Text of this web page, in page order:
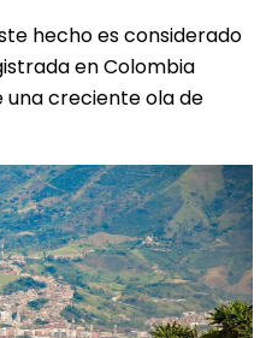
hecho es considerado
en Colombia
una creciente ola de